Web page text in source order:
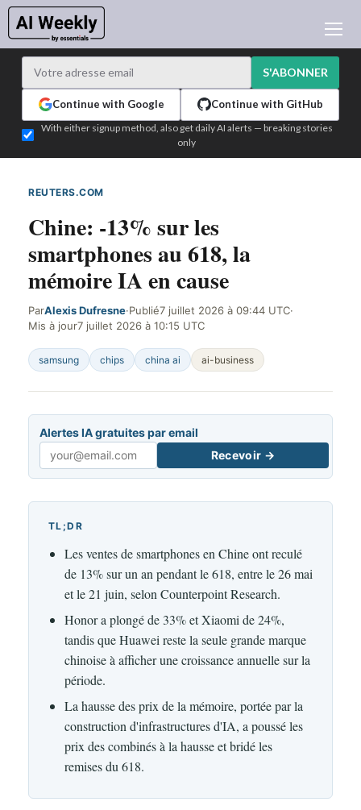
APPRENDRE L'IA
L'ACTU IA DU JOUR
TEST EDITION BUILDER
CONNEXION
S'ABONNER
Continue with Google Continue with GitHub
With either signup method, also get daily AI alerts — breaking stories
only
REUTERS.COM
Chine: -13% sur les
smartphones au 618, la
mémoire IA en cause
ParAlexis Dufresne·Publié7 juillet 2026 à 09:44 UTC·
Mis à jour7 juillet 2026 à 10:15 UTC
samsung chips china ai ai-business
Alertes IA gratuites par email
Email
Recevoir →
TL;DR
Les ventes de smartphones en Chine ont reculé
de 13% sur un an pendant le 618, entre le 26 mai
et le 21 juin, selon Counterpoint Research.
Honor a plongé de 33% et Xiaomi de 24%,
tandis que Huawei reste la seule grande marque
chinoise à afficher une croissance annuelle sur la
période.
La hausse des prix de la mémoire, portée par la
construction d'infrastructures d'IA, a poussé les
prix des combinés à la hausse et bridé les
remises du 618.